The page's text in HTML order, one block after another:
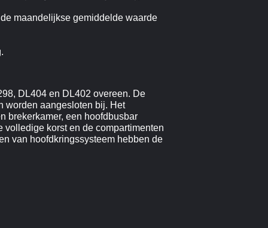
maandelijkse gemiddelde waarde
DL404 en DL402 overeen. De
worden aangesloten bij. Het
brekerkamer, een hoofdbusbar
volledige korst en de compartimenten
van hoofdkringssysteem hebben de